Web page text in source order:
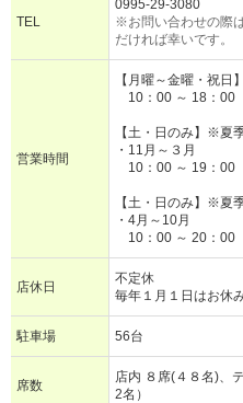
TEL
0995-29-3080
※お問い合わせの際
だければ幸いです。
営業時間
【月曜～金曜・祝日】
10：00 ～ 18：00
【土・日のみ】※夏
・11月～３月
10：00 ～ 19：00
【土・日のみ】※夏
・4月～10月
10：00 ～ 20：00
店休日
不定休
毎年１月１日はお休
駐車場 56台
席数
店内 ８席(４８名)、
2名）